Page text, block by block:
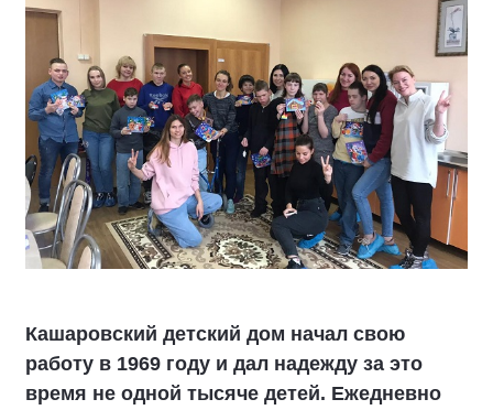
Кашаровский детский дом начал свою
работу в 1969 году и дал надежду за это
время не одной тысяче детей. Ежедневно